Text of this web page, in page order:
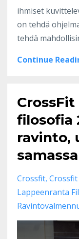
ihmiset
on tehdä
tehdä
Continue
filosofia
ravinto,
Crossfit
Lappeenranta